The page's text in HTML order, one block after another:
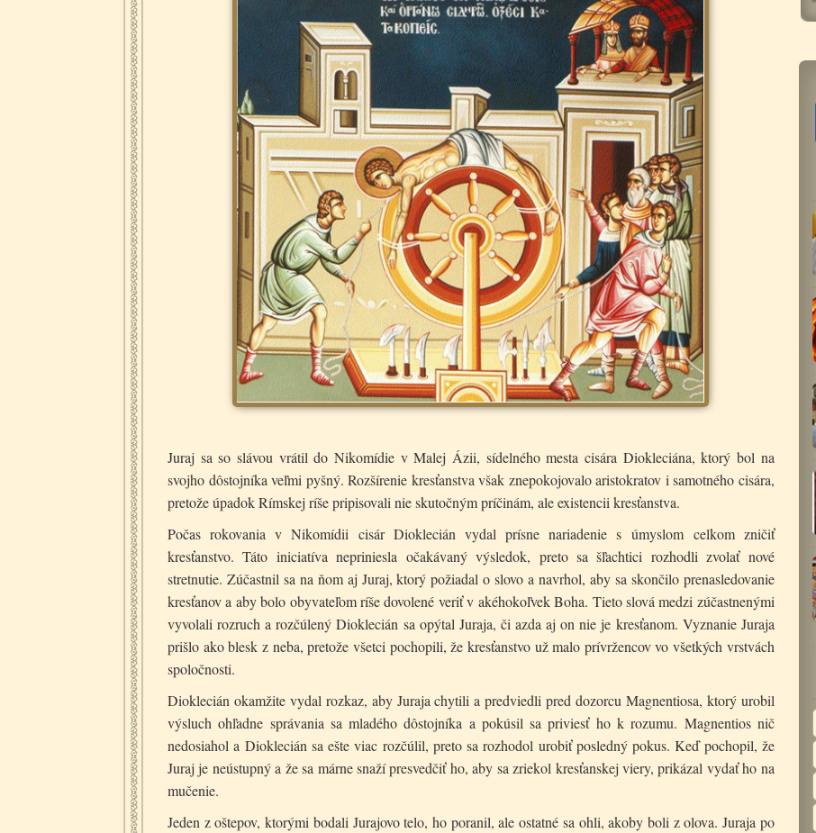
Juraj sa so slávou vrátil do Nikomídie v Malej Ázii, sídelného mesta cisára Diokleciána, ktorý bol na
svojho dôstojníka veľmi pyšný. Rozšírenie kresťanstva však znepokojovalo aristokratov i samotného cisára,
pretože úpadok Rímskej ríše pripisovali nie skutočným príčinám, ale existencii kresťanstva.
Počas rokovania v Nikomídii cisár Dioklecián vydal prísne nariadenie s úmyslom celkom zničiť
kresťanstvo. Táto iniciatíva nepriniesla očakávaný výsledok, preto sa šľachtici rozhodli zvolať nové
stretnutie. Zúčastnil sa na ňom aj Juraj, ktorý požiadal o slovo a navrhol, aby sa skončilo prenasledovanie
kresťanov a aby bolo obyvateľom ríše dovolené veriť v akéhokoľvek Boha. Tieto slová medzi zúčastnenými
vyvolali rozruch a rozčúlený Dioklecián sa opýtal Juraja, či azda aj on nie je kresťanom. Vyznanie Juraja
prišlo ako blesk z neba, pretože všetci pochopili, že kresťanstvo už malo prívržencov vo všetkých vrstvách
spoločnosti.
Dioklecián okamžite vydal rozkaz, aby Juraja chytili a predviedli pred dozorcu Magnentiosa, ktorý urobil
výsluch ohľadne správania sa mladého dôstojníka a pokúsil sa priviesť ho k rozumu. Magnentios nič
nedosiahol a Dioklecián sa ešte viac rozčúlil, preto sa rozhodol urobiť posledný pokus. Keď pochopil, že
Juraj je neústupný a že sa márne snaží presvedčiť ho, aby sa zriekol kresťanskej viery, prikázal vydať ho na
mučenie.
Jeden z oštepov, ktorými bodali Jurajovo telo, ho poranil, ale ostatné sa ohli, akoby boli z olova. Juraja po